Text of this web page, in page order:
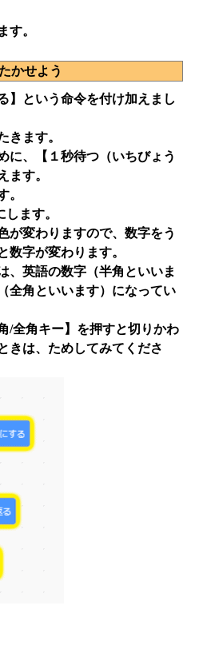
す。
かせよう
】という命令を付け加えまし
きます。
に、【１秒待つ（いちびょう
ます。
。
ます。
が変わりますので、数字をう
数字が変わります。
、英語の数字（半角といいま
全角といいます）になってい
/全角キー】を押すと切りかわ
きは、ためしてみてくださ